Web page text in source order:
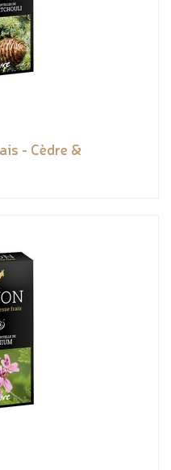
- Cèdre &